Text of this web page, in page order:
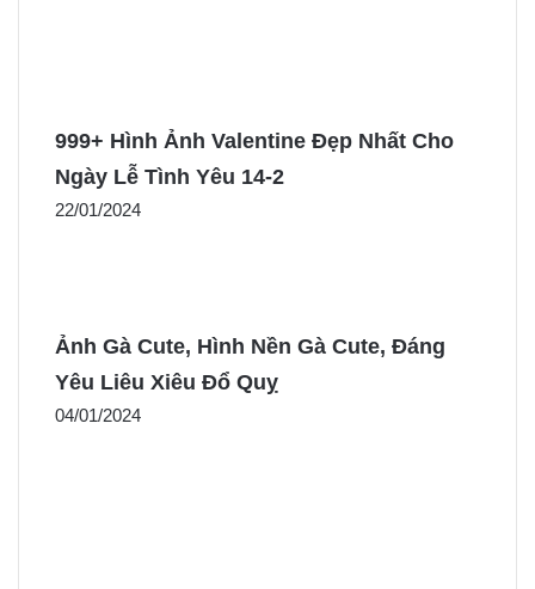
999+ Hình Ảnh Valentine Đẹp Nhất Cho
Ngày Lễ Tình Yêu 14-2
22/01/2024
Ảnh Gà Cute, Hình Nền Gà Cute, Đáng
Yêu Liêu Xiêu Đổ Quỵ
04/01/2024